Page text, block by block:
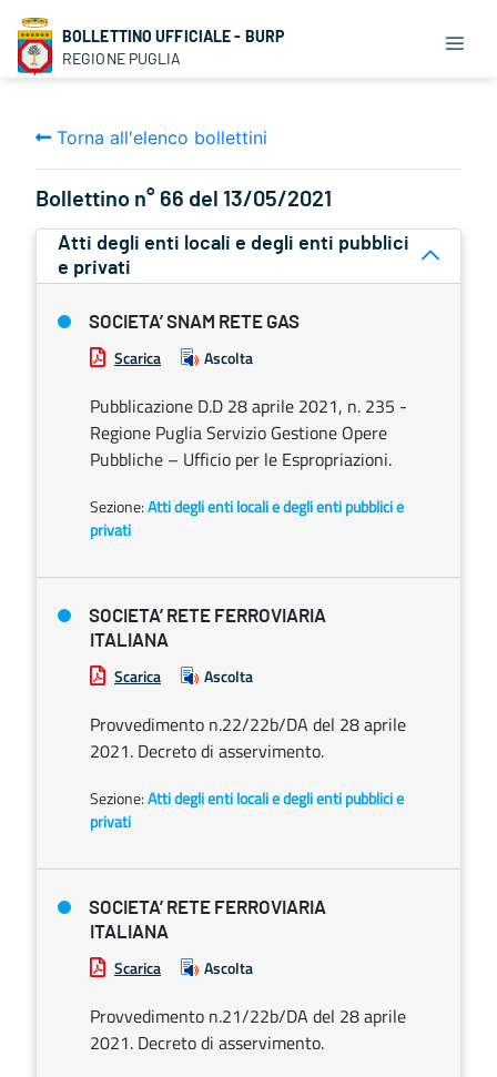
BOLLETTINO UFFICIALE - BURP
REGIONE PUGLIA
Torna all'elenco bollettini
Bollettino n° 66 del 13/05/2021
Atti degli enti locali e degli enti pubblici
e privati
SOCIETA’ SNAM RETE GAS
Scarica Ascolta
Pubblicazione D.D 28 aprile 2021, n. 235 -
Regione Puglia Servizio Gestione Opere
Pubbliche – Ufficio per le Espropriazioni.
Sezione:Atti degli enti locali e degli enti pubblici e
privati
SOCIETA’ RETE FERROVIARIA
ITALIANA
Scarica Ascolta
Provvedimento n.22/22b/DA del 28 aprile
2021. Decreto di asservimento.
Sezione:Atti degli enti locali e degli enti pubblici e
privati
SOCIETA’ RETE FERROVIARIA
ITALIANA
Scarica Ascolta
Provvedimento n.21/22b/DA del 28 aprile
2021. Decreto di asservimento.